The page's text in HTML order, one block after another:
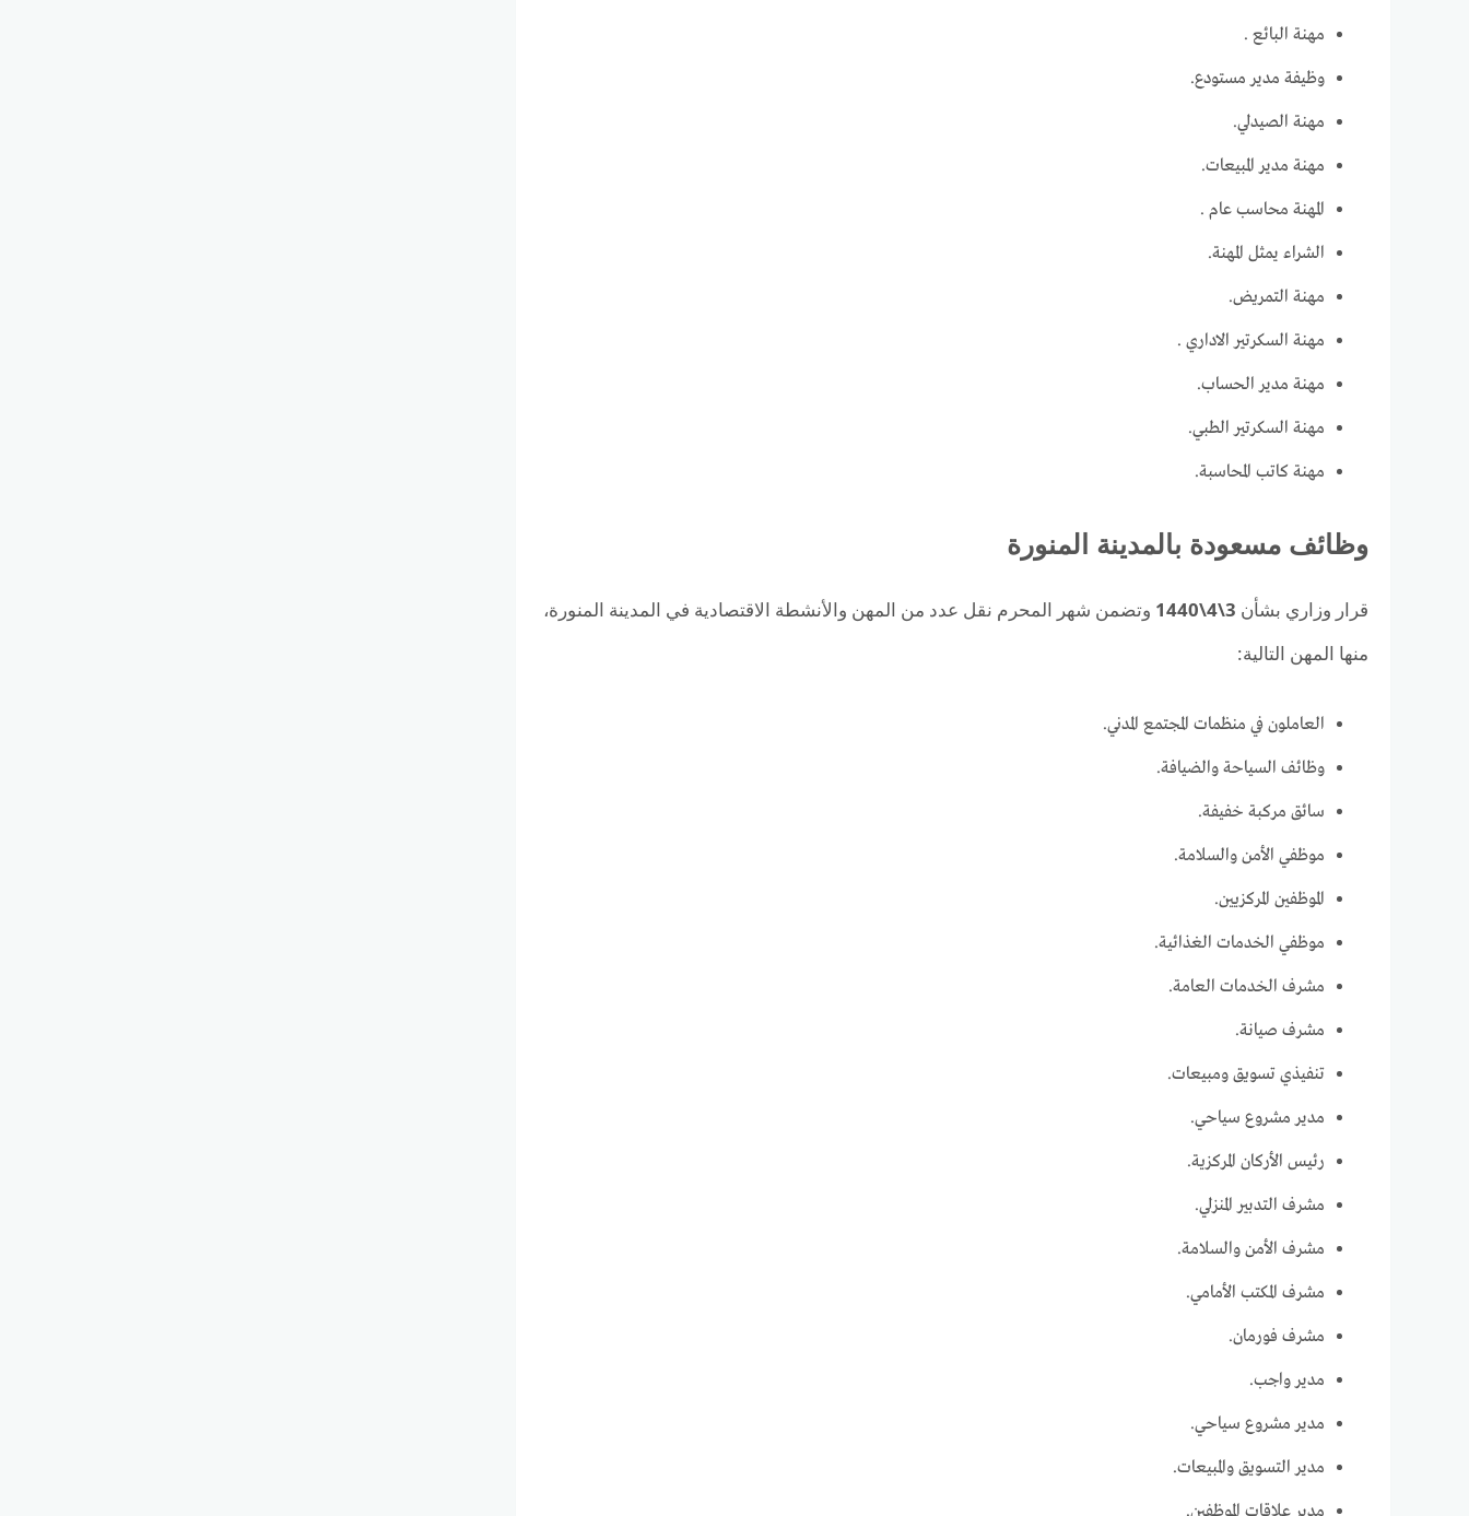
مهنة البائع .
وظيفة مدير مستودع.
مهنة الصيدلي.
مهنة مدير المبيعات.
المهنة محاسب عام .
الشراء يمثل المهنة.
مهنة التمريض.
مهنة السكرتير الاداري .
مهنة مدير الحساب.
مهنة السكرتير الطبي.
مهنة كاتب المحاسبة.
وظائف مسعودة بالمدينة المنورة
قرار وزاري بشأن 3\4\1440
وتضمن شهر المحرم نقل عدد من المهن والأنشطة الاقتصادية في المدينة المنورة،
منها المهن التالية:
العاملون في منظمات المجتمع المدني.
وظائف السياحة والضيافة.
سائق مركبة خفيفة.
موظفي الأمن والسلامة.
الموظفين المركزيين.
موظفي الخدمات الغذائية.
مشرف الخدمات العامة.
مشرف صيانة.
تنفيذي تسويق ومبيعات.
مدير مشروع سياحي.
رئيس الأركان المركزية.
مشرف التدبير المنزلي.
مشرف الأمن والسلامة.
مشرف المكتب الأمامي.
مشرف فورمان.
مدير واجب.
مدير مشروع سياحي.
مدير التسويق والمبيعات.